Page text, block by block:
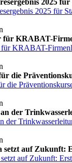
2025 für
für KRABAT-
KRABAT-
die
die
der
der
setzt auf Zukunft:
auf Zukunft: